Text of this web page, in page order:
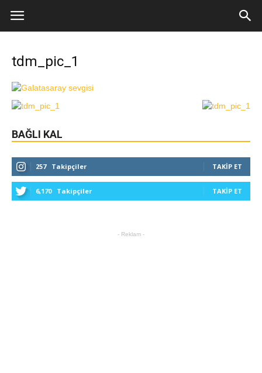
tdm_pic_1
BAĞLI KAL
257 Takipçiler TAKIP ET
6,170 Takipçiler TAKIP ET
- Reklam -